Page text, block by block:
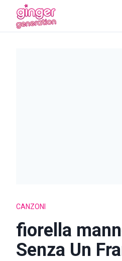
CANZONI
fiorella
Senza Un